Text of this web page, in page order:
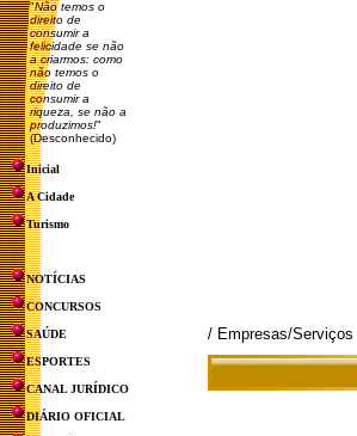
"Não temos o
direito de
consumir a
felicidade se não
a criarmos: como
não temos o
direito de
consumir a
riqueza, se não a
produzimos!"
(Desconhecido)
Inicial
A Cidade
Turismo
NOTÍCIAS
CONCURSOS
SAÚDE
ESPORTES
CANAL JURÍDICO
DIÁRIO OFICIAL
/ Empresas/Serviços